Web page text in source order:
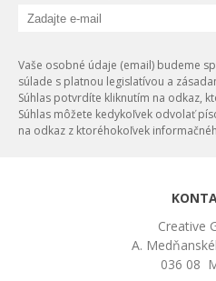
Vaše osobné údaje (email) budeme
súlade s platnou legislatívou a
Súhlas potvrdíte kliknutím na odkaz,
Súhlas môžete kedykoľvek odvolať
na odkaz z ktoréhokoľvek
Creative
A.
036 08